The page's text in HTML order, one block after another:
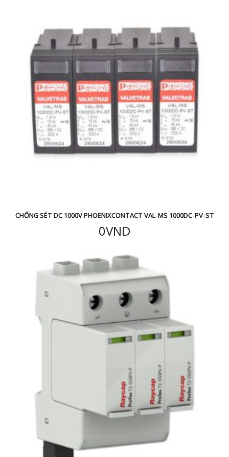
CHỐNG SÉT DC 1000V PHOENIXCONTACT VAL-MS 1000DC-PV-ST
0VND